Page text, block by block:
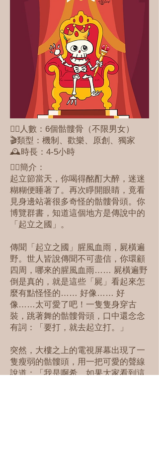
🕵🏻人數：6個骷髏骨（不限男女）
🎬類型：機制、歡樂、原創、獨家
🕰️時長：4-5小時
✍🏻簡介：
起立節當天，你喝得酩酊大醉，迷迷
糊糊便睡著了。再次睜開眼睛，竟看
見身邊站著很多奇怪的骷髏骨頭。你
博覽群書，知道這個地方是傳說中的
「起立之國」。
傳聞「起立之國」腥風血雨，屍橫遍
野。世人皆說傳聞不可盡信，你環顧
四周，哪來的腥風血雨…… 屍橫遍野
倒是真的，就是這些「屍」看起來怎
麼有點怪怪的…… 好像…… 好
像……太可愛了吧！一隻隻身穿古
裝，跳著舞的骷髏骨頭，口中還念念
有詞：「要打，就去起立打。」
突然，大樓之上的電視屏幕出現了一
隻瘦弱的骷髏頭，用一把可愛的聲線
說道：「我是啊希，如果大家看到這